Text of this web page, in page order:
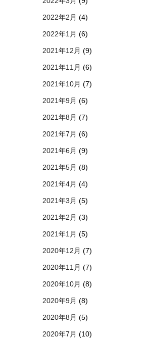
2022年2月 (4)
2022年1月 (6)
2021年12月 (9)
2021年11月 (6)
2021年10月 (7)
2021年9月 (6)
2021年8月 (7)
2021年7月 (6)
2021年6月 (9)
2021年5月 (8)
2021年4月 (4)
2021年3月 (5)
2021年2月 (3)
2021年1月 (5)
2020年12月 (7)
2020年11月 (7)
2020年10月 (8)
2020年9月 (8)
2020年8月 (5)
2020年7月 (10)